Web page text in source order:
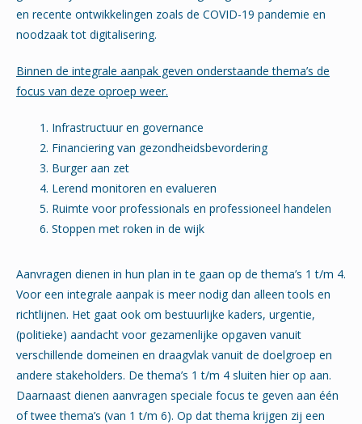
en recente ontwikkelingen zoals de COVID-19 pandemie en
noodzaak tot digitalisering.
Binnen de integrale aanpak geven onderstaande thema’s de
focus van deze oproep weer.
Infrastructuur en governance
Financiering van gezondheidsbevordering
Burger aan zet
Lerend monitoren en evalueren
Ruimte voor professionals en professioneel handelen
Stoppen met roken in de wijk
Aanvragen dienen in hun plan in te gaan op de thema’s 1 t/m 4.
Voor een integrale aanpak is meer nodig dan alleen tools en
richtlijnen. Het gaat ook om bestuurlijke kaders, urgentie,
(politieke) aandacht voor gezamenlijke opgaven vanuit
verschillende domeinen en draagvlak vanuit de doelgroep en
andere stakeholders. De thema’s 1 t/m 4 sluiten hier op aan.
Daarnaast dienen aanvragen speciale focus te geven aan één
of twee thema’s (van 1 t/m 6). Op dat thema krijgen zij een